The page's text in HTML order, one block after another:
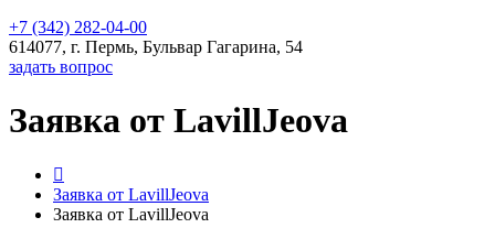
+7 (342) 282-04-00
614077, г. Пермь, Бульвар Гагарина, 54
задать вопрос
Заявка от LavillJeova
Заявка от LavillJeova
Заявка от LavillJeova